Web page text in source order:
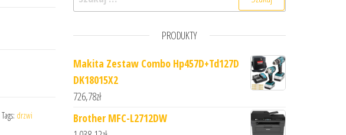
Tags: drzwi
PRODUKTY
Makita Zestaw Combo Hp457D+Td127D
DK18015X2
726,78zł
Brother MFC-L2712DW